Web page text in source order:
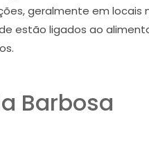
geralmente em locais
estão ligados ao
Barbosa